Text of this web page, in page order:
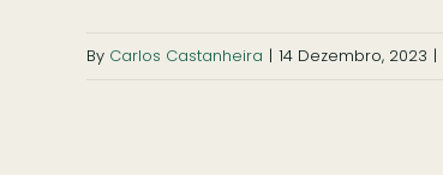
By Carlos Castanheira | 14 Dezembro, 2023 |